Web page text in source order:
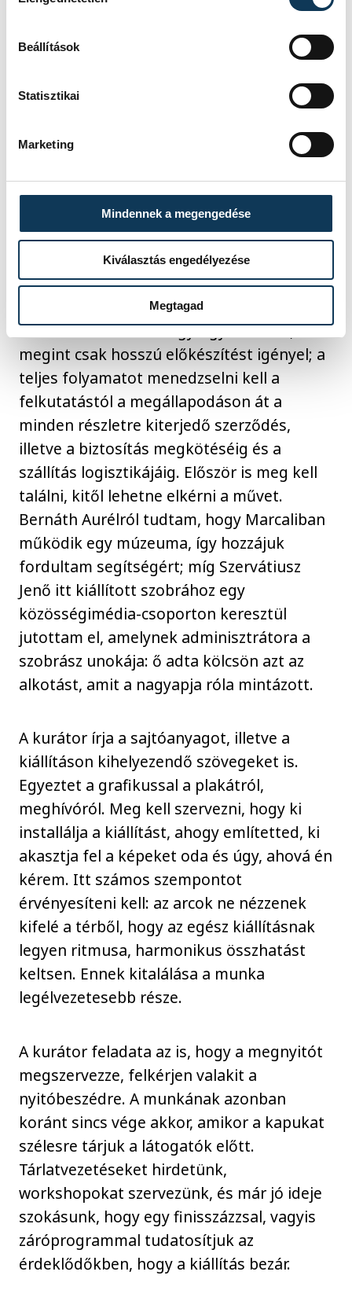
Beállítások
Statisztikai
Marketing
Mindennek a megengedése
Kiválasztás engedélyezése
Megtagad
restaurálásra szoruló művet állítunk ki,
időben gondoskodni kell a felújításról is.
Amikor kölcsönzünk egy-egy alkotást, az
megint csak hosszú előkészítést igényel; a
teljes folyamatot menedzselni kell a
felkutatástól a megállapodáson át a
minden részletre kiterjedő szerződés,
illetve a biztosítás megkötéséig és a
szállítás logisztikájáig. Először is meg kell
találni, kitől lehetne elkérni a művet.
Bernáth Aurélról tudtam, hogy Marcaliban
működik egy múzeuma, így hozzájuk
fordultam segítségért; míg Szervátiusz
Jenő itt kiállított szobrához egy
közösségimédia-csoporton keresztül
jutottam el, amelynek adminisztrátora a
szobrász unokája: ő adta kölcsön azt az
alkotást, amit a nagyapja róla mintázott.
A kurátor írja a sajtóanyagot, illetve a
kiállításon kihelyezendő szövegeket is.
Egyeztet a grafikussal a plakátról,
meghívóról. Meg kell szervezni, hogy ki
installálja a kiállítást, ahogy említetted, ki
akasztja fel a képeket oda és úgy, ahová én
kérem. Itt számos szempontot
érvényesíteni kell: az arcok ne nézzenek
kifelé a térből, hogy az egész kiállításnak
legyen ritmusa, harmonikus összhatást
keltsen. Ennek kitalálása a munka
legélvezetesebb része.
A kurátor feladata az is, hogy a megnyitót
megszervezze, felkérjen valakit a
nyitóbeszédre. A munkának azonban
koránt sincs vége akkor, amikor a kapukat
szélesre tárjuk a látogatók előtt.
Tárlatvezetéseket hirdetünk,
workshopokat szervezünk, és már jó ideje
szokásunk, hogy egy finisszázzsal, vagyis
záróprogrammal tudatosítjuk az
érdeklődőkben, hogy a kiállítás bezár.